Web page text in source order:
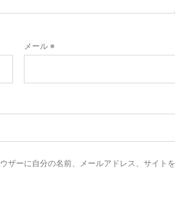
メール ※
ザーに自分の名前、メールアドレス、サイトを